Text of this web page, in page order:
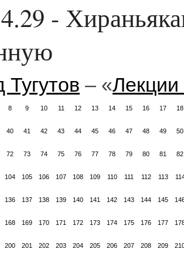
-
– «
8 9 10 11 12 13 14 15 16 17 18
40 41 42 43 44 45 46 47 48 49 50
72 73 74 75 76 77 78 79 80 81 82
104 105 106 107 108 109 110 111 112 113
136 137 138 139 140 141 142 143 144 145
168 169 170 171 172 173 174 175 176 177
200 201 202 203 204 205 206 207 208 209